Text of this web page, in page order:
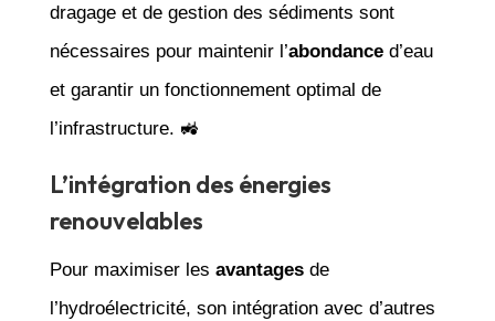
dragage et de gestion des sédiments sont
nécessaires pour maintenir l’abondanced’eau
et garantir un fonctionnement optimal de
l’infrastructure. 🚜
L’intégration des énergies
renouvelables
Pour maximiser les avantagesde
l’hydroélectricité, son intégration avec d’autres